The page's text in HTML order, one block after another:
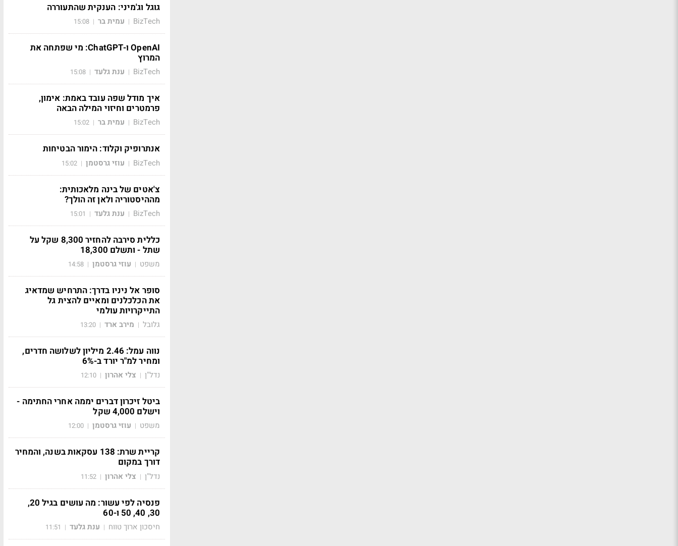
גוגל וג'מיני: הענקית שהתעוררה
BizTech
| עמית בר |
15:08
OpenAI ו-ChatGPT: מי שפתחה את
המרוץ
BizTech
| ענת גלעד |
15:08
איך מודל שפה עובד באמת: אימון,
פרמטרים וחיזוי המילה הבאה
BizTech
| עמית בר |
15:02
אנתרופיק וקלוד: הימור הבטיחות
BizTech
| עוזי גרסטמן |
15:02
צ'אטים של בינה מלאכותית:
מההיסטוריה ולאן זה הולך?
BizTech
| ענת גלעד |
15:01
כללית סירבה להחזיר 8,300 שקל על
שתל - ותשלם 18,300
משפט | עוזי גרסטמן |
14:58
סופר אל ניניו בדרך: התרחיש שמדאיג
את הכלכלנים ומאיים להצית גל
התייקרויות עולמי
גלובל | מירב ארד |
13:20
נווה עמל: 2.46 מיליון לשלושה חדרים,
ומחיר למ"ר יורד ב-6%
נדל"ן | צלי אהרון |
12:10
ביטל זיכרון דברים יממה אחרי החתימה -
וישלם 4,000 שקל
משפט | עוזי גרסטמן |
12:00
קריית שרת: 138 עסקאות בשנה, והמחיר
דורך במקום
נדל"ן | צלי אהרון |
11:52
פנסיה לפי עשור: מה עושים בגיל 20,
30, 40, 50 ו-60
חיסכון ארוך טווח | ענת גלעד |
11:51